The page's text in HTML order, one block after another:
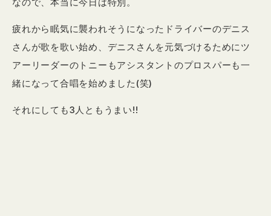
疲れから眠気に襲われそうになったドライバーのデニス
さんが歌を歌い始め、デニスさんを元気づけるためにツ
アーリーダーのトニーもアシスタントのプロスパーも一
緒になって合唱を始めました(笑)
それにしても3人ともうまい!!